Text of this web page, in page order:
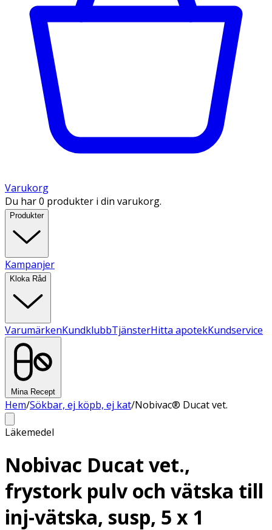
Varukorg
Du har 0 produkter i din varukorg.
Produkter
Kampanjer
Kloka Råd
VarumärkenKundklubbTjänsterHitta apotekKundservice
Mina Recept
Hem/Sökbar, ej köpb, ej kat/Nobivac® Ducat vet.
Läkemedel
Nobivac Ducat vet.,
frystork pulv och vätska till
inj-vätska, susp, 5 x 1